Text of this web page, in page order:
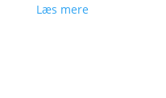
Læs mere